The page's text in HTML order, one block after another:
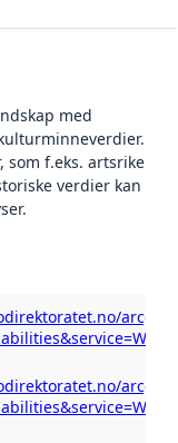
med
som f.eks. artsrike
verdier kan
arcgis/
arcgis/